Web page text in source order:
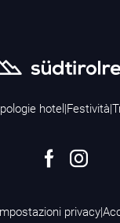
hotel |Festività|
privacy|